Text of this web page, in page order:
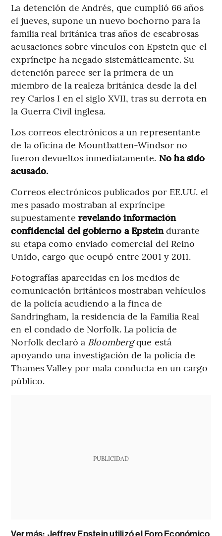
La detención de Andrés, que cumplió 66 años
el jueves, supone un nuevo bochorno para la
familia real británica tras años de escabrosas
acusaciones sobre vínculos con Epstein que el
expríncipe ha negado sistemáticamente. Su
detención parece ser la primera de un
miembro de la realeza británica desde la del
rey Carlos I en el siglo XVII, tras su derrota en
la Guerra Civil inglesa.
Los correos electrónicos a un representante
de la oficina de Mountbatten-Windsor no
fueron devueltos inmediatamente. No ha sido
acusado.
Correos electrónicos publicados por EE.UU. el
mes pasado mostraban al expríncipe
supuestamente revelando información
confidencial del gobierno a Epsteindurante
su etapa como enviado comercial del Reino
Unido, cargo que ocupó entre 2001 y 2011.
Fotografías aparecidas en los medios de
comunicación británicos mostraban vehículos
de la policía acudiendo a la finca de
Sandringham, la residencia de la Familia Real
en el condado de Norfolk. La policía de
Norfolk declaró a Bloombergque está
apoyando una investigación de la policía de
Thames Valley por mala conducta en un cargo
público.
PUBLICIDAD